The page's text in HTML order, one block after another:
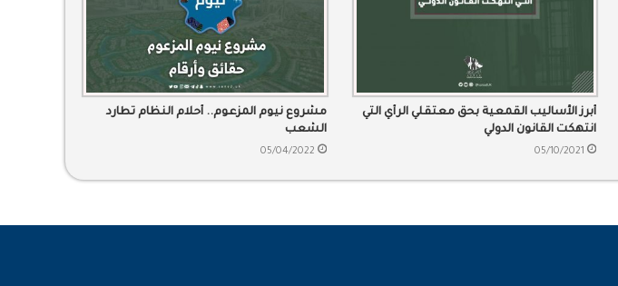
أبرز الأساليب القمعية بحق معتقلي الرأي التي
انتهكت القانون الدولي
05/10/2021
مشروع نيوم المزعوم.. أحلام النظام تطارد
الشعب
05/04/2022